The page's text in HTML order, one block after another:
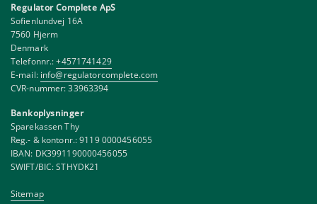
Regulator Complete ApS
Sofienlundvej 16A
7560 Hjerm
Denmark
Telefonnr.:+4571741429
E-mail: info@regulatorcomplete.com
CVR-nummer: 33963394
Bankoplysninger
Sparekassen Thy
Reg.- & kontonr.: 9119 0000456055
IBAN: DK3991190000456055
SWIFT/BIC: STHYDK21
Sitemap